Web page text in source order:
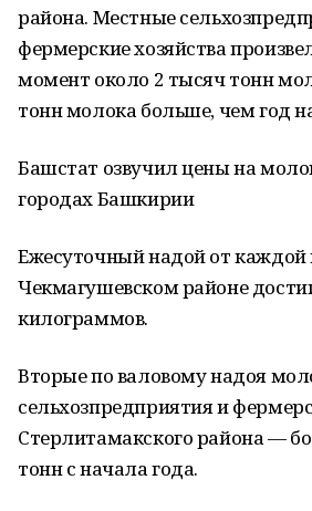
района. Местные
фермерские хозяйства
момент около 2 тысяч тонн
тонн молока больше, чем год
Башстат озвучил цены на
городах Башкирии
Ежесуточный надой от каждой
Чекмагушевском районе
килограммов.
Вторые по валовому надоя
сельхозпредприятия и
Стерлитамакского района —
тонн с начала года.